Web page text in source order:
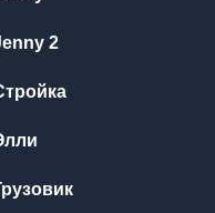
2